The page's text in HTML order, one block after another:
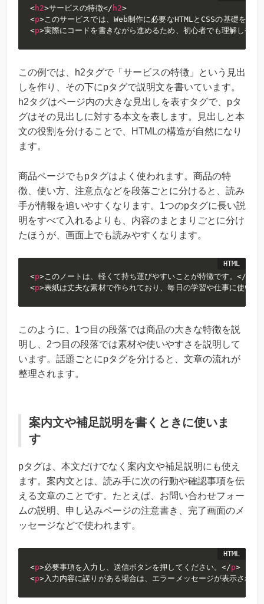
<h2>サービスの特徴</ h2>
<p>このサービスでは、Web制作に必要なHTMLとCSSの基礎を学べ
<p>実際にコードを書きながら進めるため、初心者でも理解しやす
この例では、h2タグで「サービスの特徴」という見出
しを作り、その下にpタグで説明文を書いています。
h2タグはページ内の大きな見出しを表すタグで、pタ
グはその見出しに対する本文を表します。見出しと本
文の役割を分けることで、HTMLの構造が自然になり
ます。
商品ページでもpタグはよく使われます。商品の特
徴、使い方、注意点などを段落ごとに分けると、読み
手が情報を追いやすくなります。1つのpタグに長い説
明をすべて入れるよりも、内容のまとまりごとに分け
たほうが、画面上でも読みやすくなります。
<p>このノートは、軽くて持ち運びやすいことが特徴です。</
<p>表紙は丈夫な素材で作られており、毎日の学習や仕事に使いや
このように、1つ目の段落では商品の大きな特徴を説
明し、2つ目の段落では素材や使いやすさを説明して
います。話題ごとにpタグを分けると、文章の流れが
整理されます。
案内文や補足説明を書くときに使いま
す
pタグは、本文だけでなく案内文や補足説明にも使え
ます。案内文とは、読み手に次の行動や確認事項を伝
える文章のことです。たとえば、お問い合わせフォー
ムの説明、申し込みページの注意書き、完了画面のメ
ッセージなどで使われます。
<p>必要事項を入力し、送信ボタンを押してください。</p>
<p>入力内容に誤りがある場合は、エラーメッセージが表示されま